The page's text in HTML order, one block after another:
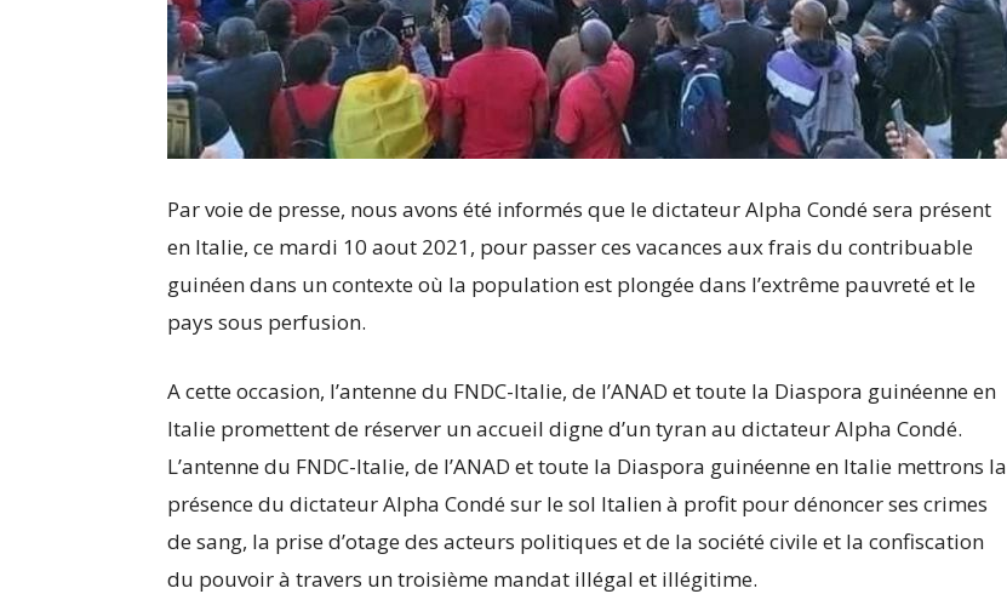
Par voie de presse, nous avons été informés que le dictateur Alpha Condé sera présent
en Italie, ce mardi 10 aout 2021, pour passer ces vacances aux frais du contribuable
guinéen dans un contexte où la population est plongée dans l’extrême pauvreté et le
pays sous perfusion.
A cette occasion, l’antenne du FNDC-Italie, de l’ANAD et toute la Diaspora guinéenne en
Italie promettent de réserver un accueil digne d’un tyran au dictateur Alpha Condé.
L’antenne du FNDC-Italie, de l’ANAD et toute la Diaspora guinéenne en Italie mettrons la
présence du dictateur Alpha Condé sur le sol Italien à profit pour dénoncer ses crimes
de sang, la prise d’otage des acteurs politiques et de la société civile et la confiscation
du pouvoir à travers un troisième mandat illégal et illégitime.